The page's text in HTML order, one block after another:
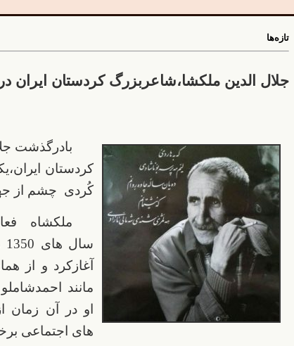
تازه‌ها
جلال الدین ملکشا،شاعربزرگ کردستان ایران
بادرگذشت
کردستان
کُردی چشم از
ملکشاه
سال های 1350 با نشریات
آغازکرد و از
مانند
او در آن زمان
های اجتماعی